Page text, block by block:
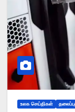
உலக செய்திகள்